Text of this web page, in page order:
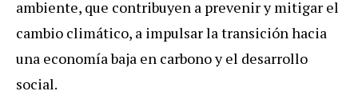
ambiente, que contribuyen a prevenir y mitigar el
cambio climático, a impulsar la transición hacia
una economía baja en carbono y el desarrollo
social.